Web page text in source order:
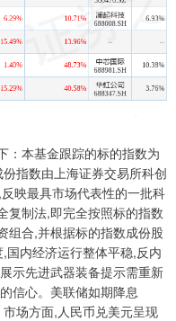
：本基金跟踪的标的指数为
指数由上海证券交易所科创
映最具市场代表性的一批科
复制法,即完全按照标的指数
组合,并根据标的指数成份股
国内经济运行整体平稳,反内
示先进武器装备提示需重新
信心。美联储如期降息
场方面,人民币兑美元呈现